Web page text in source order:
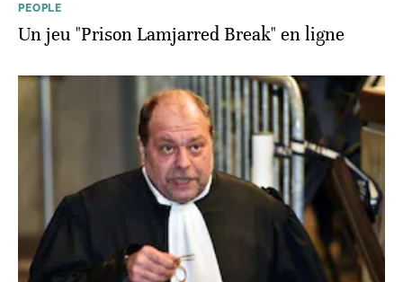
PEOPLE
Un jeu "Prison Lamjarred Break" en ligne